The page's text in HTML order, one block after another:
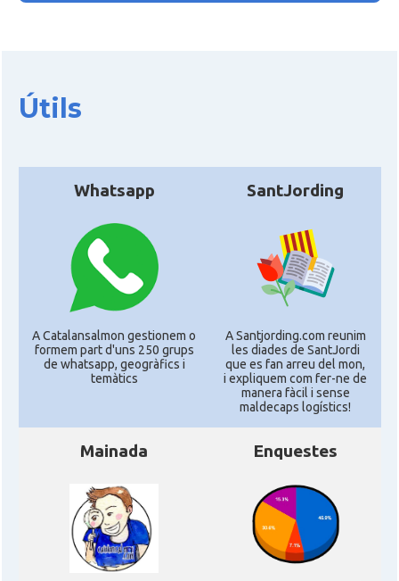
Útils
Whatsapp
A Catalansalmon gestionem o
formem part d'uns 250 grups
de whatsapp, geogràfics i
temàtics
SantJording
A Santjording.com reunim
les diades de SantJordi
que es fan arreu del mon,
i expliquem com fer-ne de
manera fàcil i sense
maldecaps logí­stics!
Mainada Enquestes